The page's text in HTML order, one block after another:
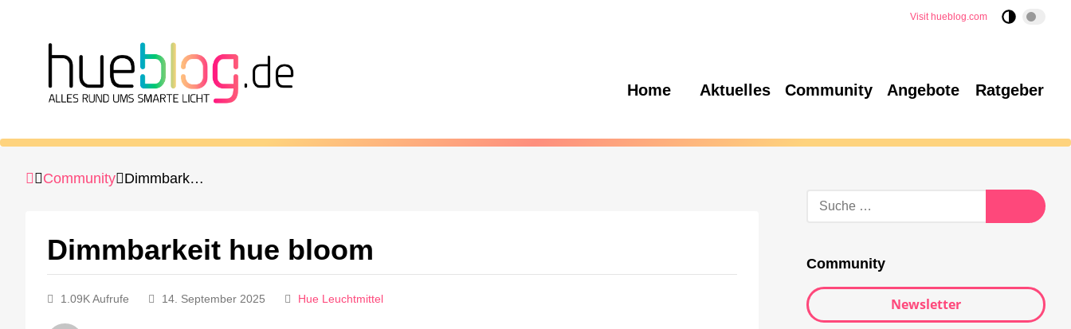
Visit hueblog.com
Home Aktuelles Community Angebote Ratgeber
Community Dimmbarkeit hue bloom
Dimmbarkeit hue bloom
1.09K Aufrufe 14. September 2025 Hue Leuchtmittel
Community
Newsletter